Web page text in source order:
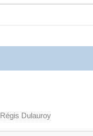
Régis Dulauroy